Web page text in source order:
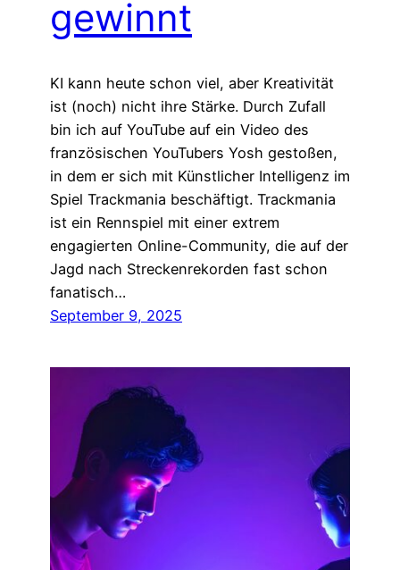
gewinnt
KI kann heute schon viel, aber Kreativität
ist (noch) nicht ihre Stärke. Durch Zufall
bin ich auf YouTube auf ein Video des
französischen YouTubers Yosh gestoßen,
in dem er sich mit Künstlicher Intelligenz im
Spiel Trackmania beschäftigt. Trackmania
ist ein Rennspiel mit einer extrem
engagierten Online-Community, die auf der
Jagd nach Streckenrekorden fast schon
fanatisch…
September 9, 2025